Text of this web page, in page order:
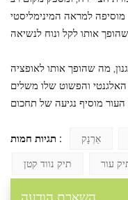
מוסיפה למראה המינימליסטי
מה שהופך אותו לאופציה
האלגנטי והפשוט שלו משלים
תגיות חמות : אַרְנָק
תיק נווד קטן
עור